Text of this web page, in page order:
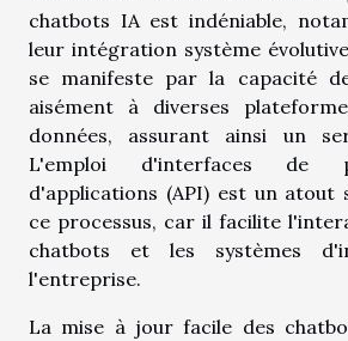
chatbots IA est indéniable,
leur intégration système
se manifeste par la capacité
aisément à diverses
données, assurant ainsi un
L'emploi d'interfaces de
d'applications (API) est un atout
ce processus, car il facilite
chatbots et les systèmes
l'entreprise.
La mise à jour facile des